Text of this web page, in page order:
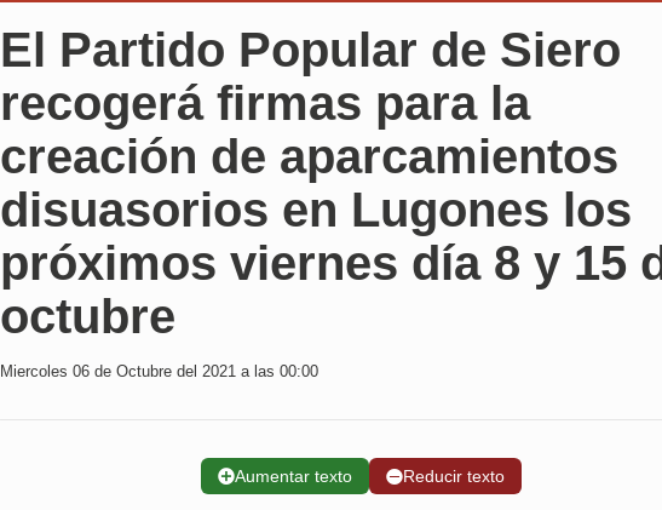
El Partido Popular de Siero
recogerá firmas para la
creación de aparcamientos
disuasorios en Lugones los
próximos viernes día 8 y 15
octubre
Miercoles 06 de Octubre del 2021 a las 00:00
➕Aumentar texto ➖Reducir texto